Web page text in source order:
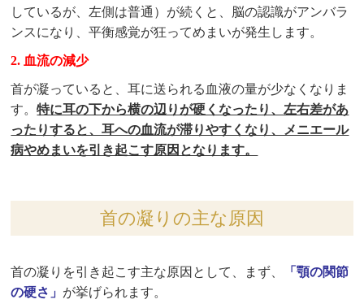
しているが、左側は普通）が続くと、脳の認識がアンバラ
ンスになり、平衡感覚が狂ってめまいが発生します。
2. 血流の減少
首が凝っていると、耳に送られる血液の量が少なくなりま
す。特に耳の下から横の辺りが硬くなったり、左右差があ
ったりすると、耳への血流が滞りやすくなり、メニエール
病やめまいを引き起こす原因となります。
首の凝りの主な原因
首の凝りを引き起こす主な原因として、まず、
「顎の関節
の硬さ」 が挙げられます。